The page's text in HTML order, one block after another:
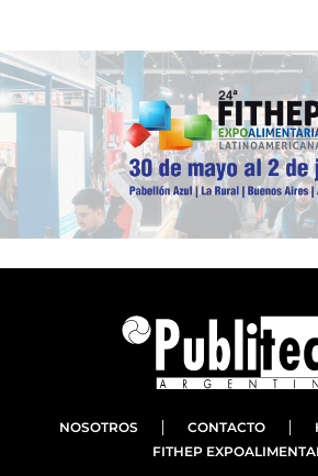
NOSOTROS CONTACTO
FITHEP